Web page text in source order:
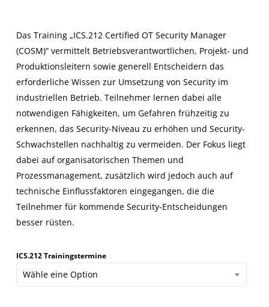
Das Training „ICS.212 Certified OT Security Manager
(COSM)“ vermittelt Betriebsverantwortlichen, Projekt- und
Produktionsleitern sowie generell Entscheidern das
erforderliche Wissen zur Umsetzung von Security im
industriellen Betrieb. Teilnehmer lernen dabei alle
notwendigen Fähigkeiten, um Gefahren frühzeitig zu
erkennen, das Security-Niveau zu erhöhen und Security-
Schwachstellen nachhaltig zu vermeiden. Der Fokus liegt
dabei auf organisatorischen Themen und
Prozessmanagement, zusätzlich wird jedoch auch auf
technische Einflussfaktoren eingegangen, die die
Teilnehmer für kommende Security-Entscheidungen
besser rüsten.
ICS.212 Trainingstermine
Wähle eine Option